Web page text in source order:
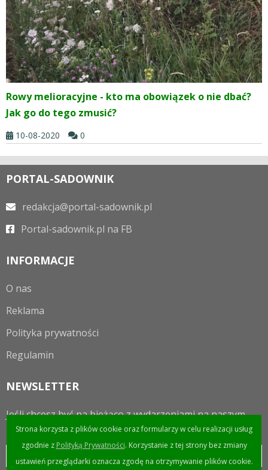
Rowy melioracyjne - kto ma obowiązek o nie dbać?
Jak go do tego zmusić?
10-08-2020 0
PORTAL-SADOWNIK
redakcja@portal-sadownik.pl
Portal-sadownik.pl na FB
INFORMACJE
O nas
Reklama
Polityka prywatności
Regulamin
NEWSLETTER
Jeśli chcesz być na bieżąco z wydarzeniami na naszym
portalu to zapraszamy do zapisania się do newslettera.
Strona korzysta z plików cookie oraz formularzy w celu realizacji usług
zgodnie z Polityką Prywatności. Korzystanie z tej strony bez zmiany
ustawień przeglądarki oznacza zgodę na otrzymywanie plików cookie.